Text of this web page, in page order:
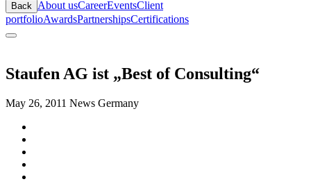
Back About usCareerEventsClient
portfolioAwardsPartnershipsCertifications
Staufen AG ist „Best of Consulting“
May 26, 2011 News Germany